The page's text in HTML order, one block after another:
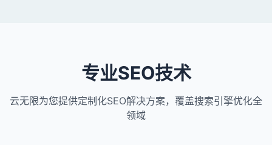
专业SEO技术
云无限为您提供定制化SEO解决方案，覆盖搜索引擎优化全
领域